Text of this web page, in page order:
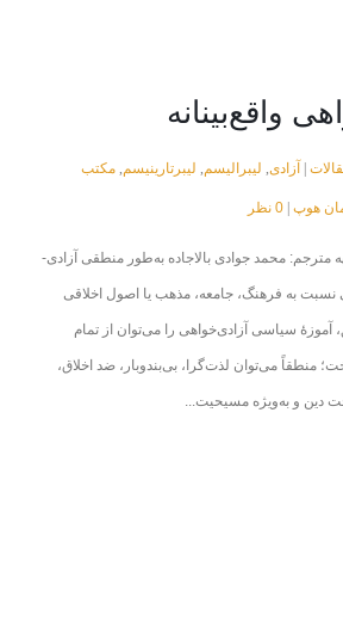
واقع‌بینانه
آزادی, لیبرالیسم , لیبرتارینیسم , مکتب
هوپ 0 نظر
نویسنده: هانس هرمان هوپه مترجم: محمد جوادی بالاجاده به‌طور منطقی آزادی‌­
نسبت به فرهنگ، جامعه، مذهب یا اصول اخلاقی
سیاسی آزادی‌خواهی را می­‌توان از تمام
منطقاً می­‌توان لذت­‌گرا، بی­‌بندوبار، ضد اخلاق،
و به‌ویژه مسیحیت...